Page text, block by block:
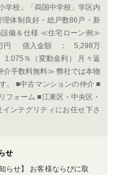
学校」「両国中学校」学区内
体制良好・総戸数86戸・新
設備＆仕様 ≪住宅ローン例≫
借入金額 ： 5,298万
（変動金利） 月々返
手数料無料≫ 弊社では本物
。 ■中古マンションの仲介 ■
フォーム ■江東区・中央区・
ンテグリティにお任せ下さ
せ
らせ】 お客様ならびに取